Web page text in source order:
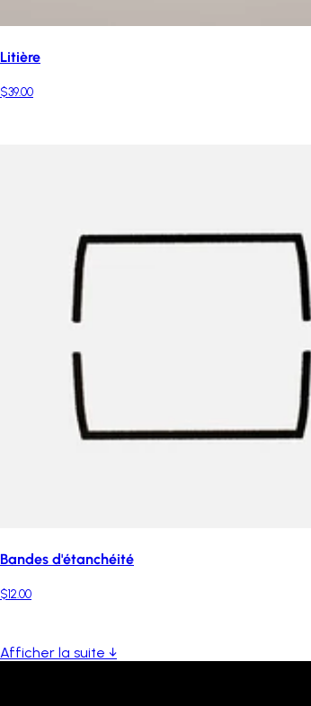
Litière
$39.00
Bandes d'étanchéité
$12.00
Afficher la suite ↓